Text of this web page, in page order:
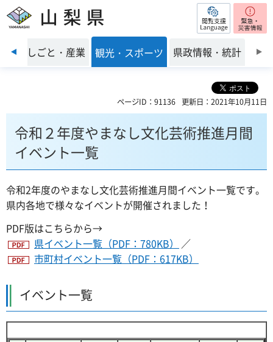
山梨県 閲覧支援
前のスライドを表示
境 しごと・産業 観光・スポーツ 県政情報・統計
ページID：91136 更新日：2021年10月11日
令和２年度やまなし文化芸術推進月間
イベント一覧
令和2年度のやまなし文化芸術推進月間イベント一覧です。
県内各地で様々なイベントが開催されました！
PDF版はこちらから→
県イベント一覧（PDF：780KB）
／
市町村イベント一覧（PDF：617KB）
イベント一覧